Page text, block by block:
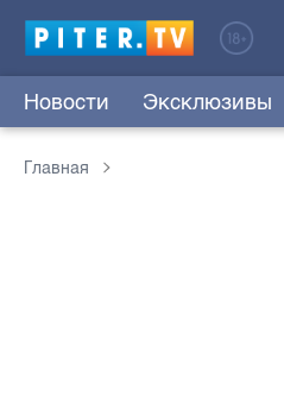
Новости Эксклюзивы
Главная